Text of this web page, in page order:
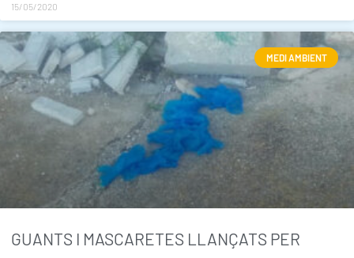
15/05/2020
MEDI AMBIENT
GUANTS I MASCARETES LLANÇATS PER